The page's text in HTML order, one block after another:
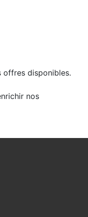
offres disponibles.
nos